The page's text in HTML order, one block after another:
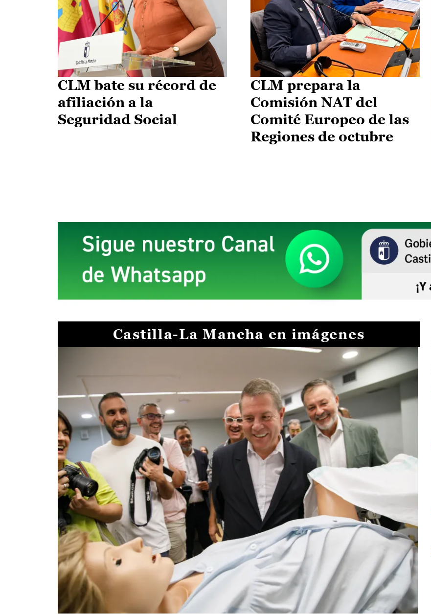
CLM bate su récord de
afiliación a la
Seguridad Social
CLM prepara la
Comisión NAT del
Comité Europeo de las
Regiones de octubre
Castilla-La Mancha en imágenes